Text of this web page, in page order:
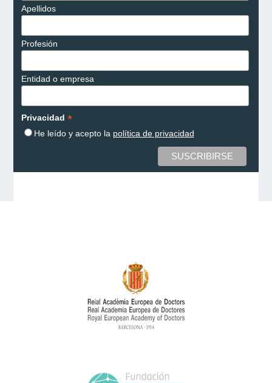
Apellidos
Profesión
Entidad o empresa
Privacidad *
He leído y acepto la política de privacidad